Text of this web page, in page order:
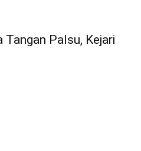
Tangan Palsu, Kejari